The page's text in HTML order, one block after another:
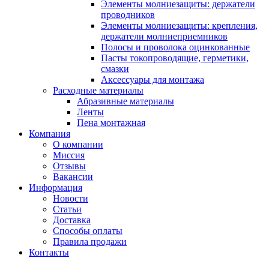
Элементы молниезащиты: держатели
проводников
Элементы молниезащиты: крепления,
держатели молниеприемников
Полосы и проволока оцинкованные
Пасты токопроводящие, герметики,
смазки
Аксессуары для монтажа
Расходные материалы
Абразивные материалы
Ленты
Пена монтажная
Компания
О компании
Миссия
Отзывы
Вакансии
Информация
Новости
Статьи
Доставка
Способы оплаты
Правила продажи
Контакты